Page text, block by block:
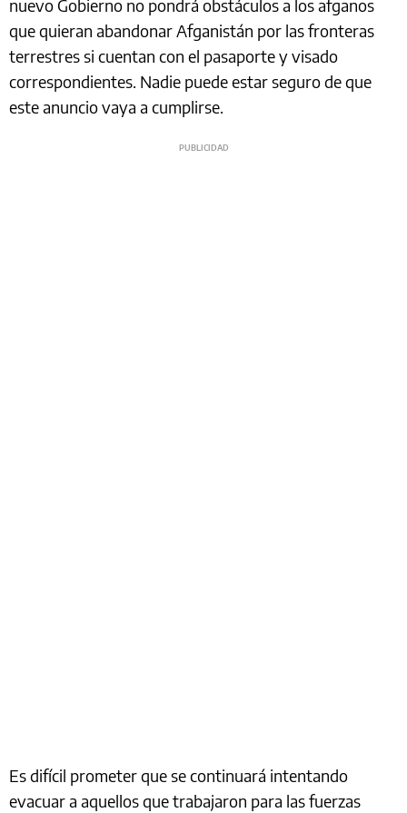
nuevo Gobierno no pondrá obstáculos a los afganos
que quieran abandonar Afganistán por las fronteras
terrestres si cuentan con el pasaporte y visado
correspondientes. Nadie puede estar seguro de que
este anuncio vaya a cumplirse.
Es difícil prometer que se continuará intentando
evacuar a aquellos que trabajaron para las fuerzas